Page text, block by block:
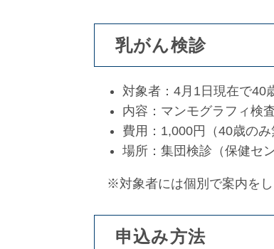
乳がん検診
対象者：4月1日現在で40
内容：マンモグラフィ検
費用：1,000円（40歳のみ
場所：集団検診（保健セ
※対象者には個別で案内をし
申込み方法